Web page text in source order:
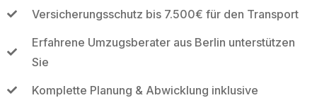
Versicherungsschutz bis 7.500€ für den Transport
Erfahrene Umzugsberater aus Berlin unterstützen
Sie
Komplette Planung & Abwicklung inklusive